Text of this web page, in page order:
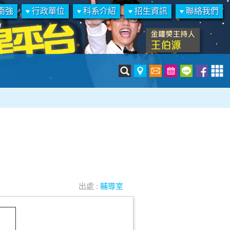
強 行政單位 科系介紹 招生資訊 聯絡我們
出處 : 輔導室